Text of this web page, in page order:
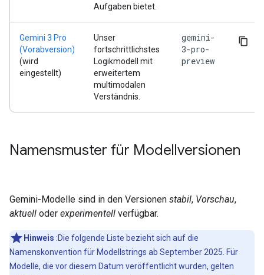
Aufgaben bietet.
Gemini 3 Pro
(Vorabversion)
(wird
eingestellt)
Unser
fortschrittlichstes
Logikmodell mit
erweitertem
multimodalen
Verständnis.
gemini-
3-pro-
preview
Namensmuster für Modellversionen
Gemini-Modelle sind in den Versionen stabil, Vorschau,
aktuell oder experimentell verfügbar.
Hinweis :Die folgende Liste bezieht sich auf die
Namenskonvention für Modellstrings ab September 2025. Für
Modelle, die vor diesem Datum veröffentlicht wurden, gelten